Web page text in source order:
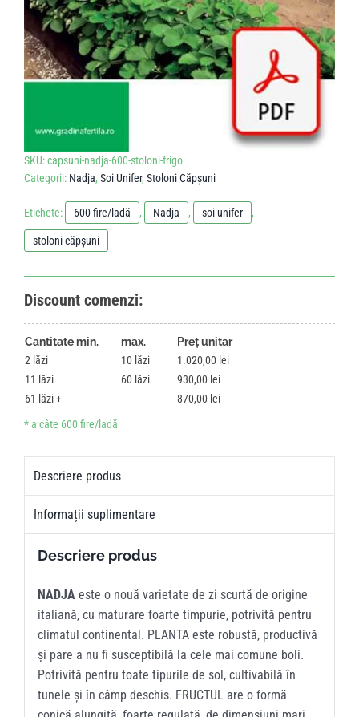
SKU:capsuni-nadja-600-stoloni-frigo
Categorii: Nadja, Soi Unifer, Stoloni Căpșuni
Etichete: 600 fire/ladă , Nadja , soi unifer ,
stoloni căpșuni
Discount comenzi:
Cantitate min. max.
Preț unitar
2
10 1.020,00 lei
11
60 930,00 lei
61
870,00 lei
Descriere produs
Informații suplimentare
Descriere produs
NADJAeste o nouă varietate de zi scurtă de origine
italiană, cu maturare foarte timpurie, potrivită pentru
climatul continental. PLANTA este robustă, productivă
și pare a nu fi susceptibilă la cele mai comune boli.
Potrivită pentru toate tipurile de sol, cultivabilă în
tunele și în câmp deschis. FRUCTUL are o formă